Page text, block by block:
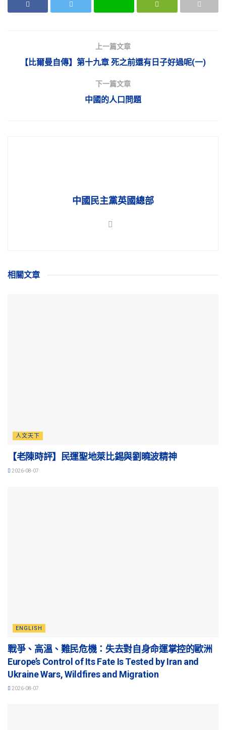
上一篇文章
【比爾曼自傳】第十九章 死之前還有日子好過呢(一)
下一篇文章
中國的人口問題
中國民主黨英國總部
相關文章
人文天下
【老陳時評】民運聖地萊比錫與劉曉波精神
2026-08-07
ENGLISH
戰爭、高溫、難民危機：失去對自身命運掌控的歐洲
Europe’s Control of Its Fate Is Tested by Iran and
Ukraine Wars, Wildfires and Migration
2026-08-07